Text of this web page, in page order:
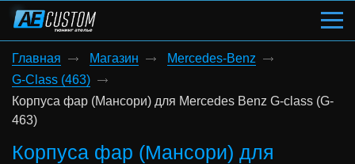
Главная Магазин
Mercedes-Benz
G-Class (463)
Корпуса фар (Мансори) для Mercedes Benz G-class (G-
463)
Корпуса фар (Мансори) для